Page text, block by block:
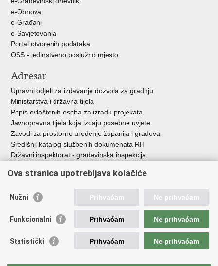
e-Obnova
e-Građani
e-Savjetovanja
Portal otvorenih podataka
OSS - jedinstveno poslužno mjesto
Adresar
Upravni odjeli za izdavanje dozvola za gradnju
Ministarstva i državna tijela
Popis ovlaštenih osoba za izradu projekata
Javnopravna tijela koja izdaju posebne uvjete
Zavodi za prostorno uređenje županija i gradova
Središnji katalog službenih dokumenata RH
Državni inspektorat - građevinska inspekcija
Vlada Republike Hrvatske
Agencija za pravni promet i posredovanje nekretninama
Fond za zaštitu okoliša i energetsku učinkovitost
Ova stranica upotrebljava kolačiće
Nužni Prihvaćam Ne prihvaćam
Funkcionalni Prihvaćam Ne prihvaćam
Statistički Prihvaćam Ne prihvaćam